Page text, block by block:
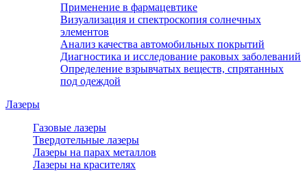
Применение в фармацевтике
Визуализация и спектроскопия солнечных
элементов
Анализ качества автомобильных покрытий
Диагностика и исследование раковых заболеваний
Определение взрывчатых веществ, спрятанных
под одеждой
Лазеры
Газовые лазеры
Твердотельные лазеры
Лазеры на парах металлов
Лазеры на красителях